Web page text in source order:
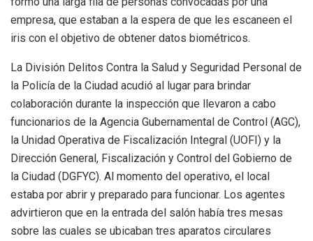
empresa, que estaban a la espera de que les escaneen el
iris con el objetivo de obtener datos biométricos.
La División Delitos Contra la Salud y Seguridad Personal de
la Policía de la Ciudad acudió al lugar para brindar
colaboración durante la inspección que llevaron a cabo
funcionarios de la Agencia Gubernamental de Control (AGC),
la Unidad Operativa de Fiscalización Integral (UOFI) y la
Dirección General, Fiscalización y Control del Gobierno de
la Ciudad (DGFYC). Al momento del operativo, el local
estaba por abrir y preparado para funcionar. Los agentes
advirtieron que en la entrada del salón había tres mesas
sobre las cuales se ubicaban tres aparatos circulares